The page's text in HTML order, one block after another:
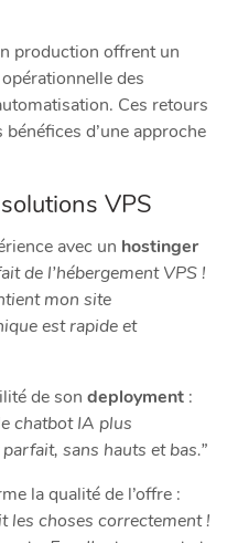
production offrent un
des
Ces retours
d’une approche
VPS
avec un hostinger
de l’hébergement VPS !
mon site
est rapide et
de son deployment :
chatbot IA plus
sans hauts et bas.”
la qualité de l’offre :
les choses correctement !